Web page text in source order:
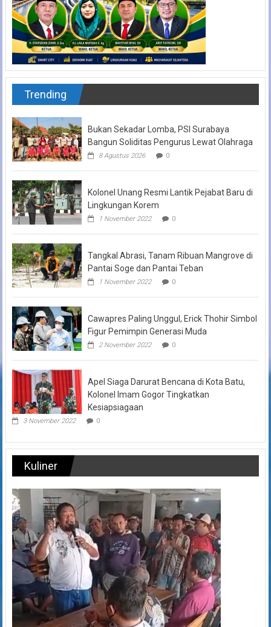
Trending
Bukan Sekadar Lomba, PSI Surabaya
Bangun Soliditas Pengurus Lewat Olahraga
8 Agustus 2026 0
Kolonel Unang Resmi Lantik Pejabat Baru di
Lingkungan Korem
1 November 2022 0
Tangkal Abrasi, Tanam Ribuan Mangrove di
Pantai Soge dan Pantai Teban
1 November 2022 0
Cawapres Paling Unggul, Erick Thohir Simbol
Figur Pemimpin Generasi Muda
2 November 2022 0
Apel Siaga Darurat Bencana di Kota Batu,
Kolonel Imam Gogor Tingkatkan
Kesiapsiagaan
3 November 2022 0
Kuliner